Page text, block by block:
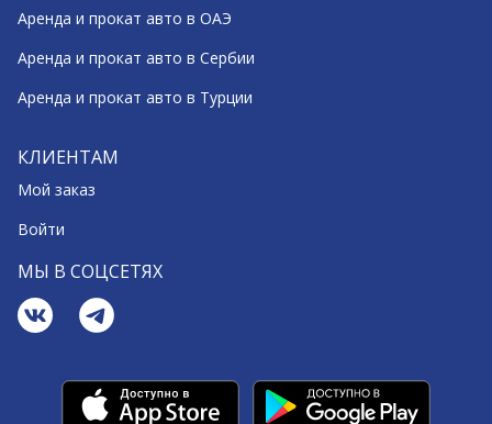
Аренда и прокат авто в ОАЭ
Аренда и прокат авто в Сербии
Аренда и прокат авто в Турции
КЛИЕНТАМ
Мой заказ
Войти
МЫ В СОЦСЕТЯХ